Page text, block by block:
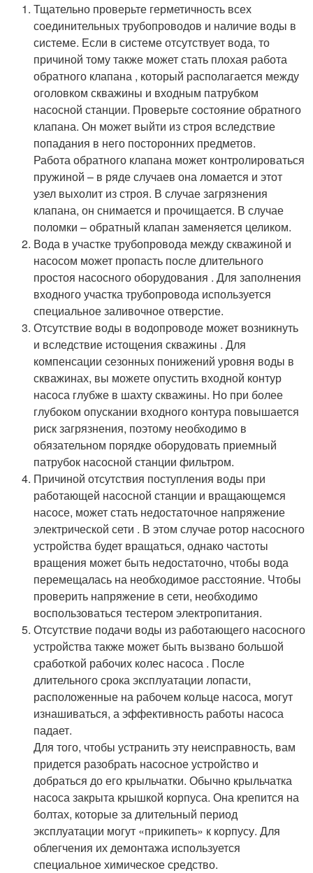
Тщательно проверьте герметичность всех
соединительных трубопроводов и наличие воды в
системе. Если в системе отсутствует вода, то
причиной тому также может стать плохая работа
обратного клапана , который располагается между
оголовком скважины и входным патрубком
насосной станции. Проверьте состояние обратного
клапана. Он может выйти из строя вследствие
попадания в него посторонних предметов.
Работа обратного клапана может контролироваться
пружиной – в ряде случаев она ломается и этот
узел выхолит из строя. В случае загрязнения
клапана, он снимается и прочищается. В случае
поломки – обратный клапан заменяется целиком.
Вода в участке трубопровода между скважиной и
насосом может пропасть после длительного
простоя насосного оборудования . Для заполнения
входного участка трубопровода используется
специальное заливочное отверстие.
Отсутствие воды в водопроводе может возникнуть
и вследствие истощения скважины . Для
компенсации сезонных понижений уровня воды в
скважинах, вы можете опустить входной контур
насоса глубже в шахту скважины. Но при более
глубоком опускании входного контура повышается
риск загрязнения, поэтому необходимо в
обязательном порядке оборудовать приемный
патрубок насосной станции фильтром.
Причиной отсутствия поступления воды при
работающей насосной станции и вращающемся
насосе, может стать недостаточное напряжение
электрической сети . В этом случае ротор насосного
устройства будет вращаться, однако частоты
вращения может быть недостаточно, чтобы вода
перемещалась на необходимое расстояние. Чтобы
проверить напряжение в сети, необходимо
воспользоваться тестером электропитания.
Отсутствие подачи воды из работающего насосного
устройства также может быть вызвано большой
сработкой рабочих колес насоса . После
длительного срока эксплуатации лопасти,
расположенные на рабочем кольце насоса, могут
изнашиваться, а эффективность работы насоса
падает.
Для того, чтобы устранить эту неисправность, вам
придется разобрать насосное устройство и
добраться до его крыльчатки. Обычно крыльчатка
насоса закрыта крышкой корпуса. Она крепится на
болтах, которые за длительный период
эксплуатации могут «прикипеть» к корпусу. Для
облегчения их демонтажа используется
специальное химическое средство.